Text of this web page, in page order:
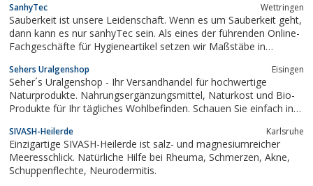
SanhyTec Wettringen
Sauberkeit ist unsere Leidenschaft. Wenn es um Sauberkeit geht,
dann kann es nur sanhyTec sein. Als eines der führenden Online-
Fachgeschäfte für Hygieneartikel setzen wir Maßstäbe in
unser Sortiment das ganze A-B-C der Hygiene und Sauberkeit.
Sehers Uralgenshop Eisingen
Seher´s Uralgenshop - Ihr Versandhandel für hochwertige
Naturprodukte. Nahrungsergänzungsmittel, Naturkost und Bio-
Produkte für Ihr tägliches Wohlbefinden. Schauen Sie einfach in
der Vielfalt unseres Shops.
SIVASH-Heilerde Karlsruhe
Einzigartige SIVASH-Heilerde ist salz- und magnesiumreicher
Meeresschlick. Natürliche Hilfe bei Rheuma, Schmerzen, Akne,
Schuppenflechte, Neurodermitis.